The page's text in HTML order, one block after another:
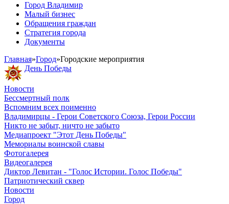
Город Владимир
Малый бизнес
Обращения граждан
Стратегия города
Документы
Главная»Город»Городские мероприятия
День Победы
Новости
Бессмертный полк
Вспомним всех поименно
Владимирцы - Герои Советского Союза, Герои России
Никто не забыт, ничто не забыто
Медиапроект "Этот День Победы"
Мемориалы воинской славы
Фотогалерея
Видеогалерея
Диктор Левитан - "Голос Истории. Голос Победы"
Патриотический сквер
Новости
Город